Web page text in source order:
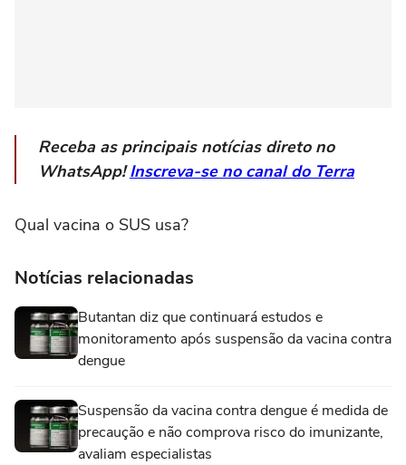
Receba as principais notícias direto no
WhatsApp!Inscreva-se no canal do Terra
Qual vacina o SUS usa?
Notícias relacionadas
Butantan diz que continuará estudos e
monitoramento após suspensão da vacina contra
dengue
Suspensão da vacina contra dengue é medida de
precaução e não comprova risco do imunizante,
avaliam especialistas